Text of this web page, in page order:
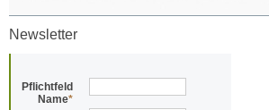
Newsletter
Pflichtfeld
Name*